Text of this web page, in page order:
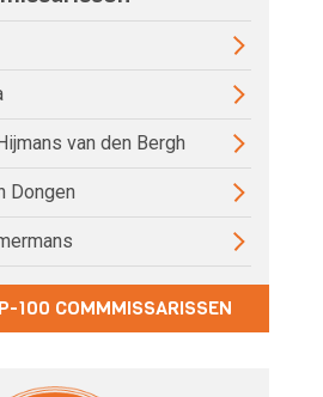
van den Bergh
Dongen
100 COMMMISSARISSEN